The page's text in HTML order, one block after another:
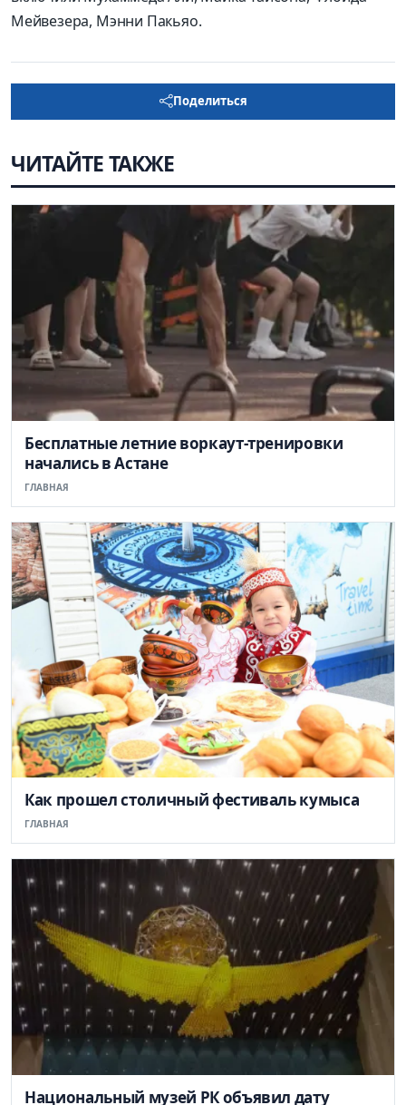
Мейвезера, Мэнни Пакьяо.
Поделиться
ЧИТАЙТЕ ТАКЖЕ
Бесплатные летние воркаут-тренировки
начались в Астане
ГЛАВНАЯ
Как прошел столичный фестиваль кумыса
ГЛАВНАЯ
Национальный музей РК объявил дату